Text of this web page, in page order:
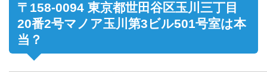
〒158-0094 東京都世田谷区玉川三丁目
20番2号マノア玉川第3ビル501号室は本
当？